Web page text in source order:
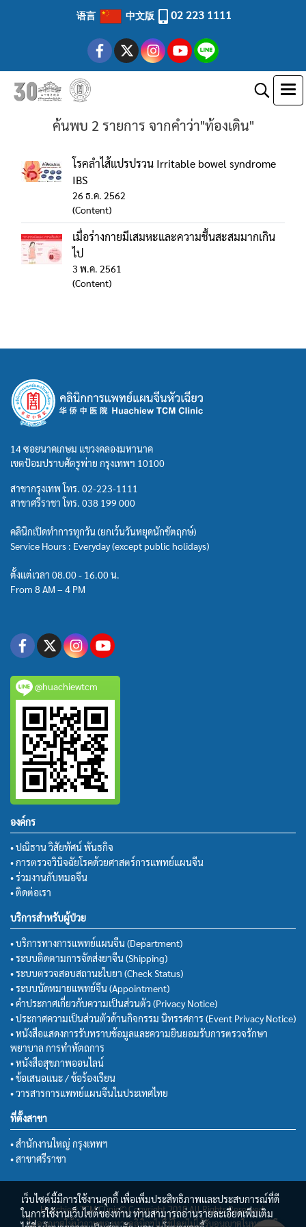
语言 中文版 02 223 1111
ค้นพบ 2 รายการ จากคำว่า"ท้องเดิน"
โรคลำไส้แปรปรวน Irritable bowel syndrome
IBS
26 ธ.ค. 2562
(Content)
เมื่อร่างกายมีเสมหะและความชื้นสะสมมากเกิน
ไป
3 พ.ค. 2561
(Content)
14 ซอยนาคเกษม แขวงคลองมหานาค
เขตป้อมปราบศัตรูพ่าย กรุงเทพฯ 10100
สาขากรุงเทพ โทร. 02-223-1111
สาขาศรีราชา โทร. 038 199 000
คลินิกเปิดทำการทุกวัน (ยกเว้นวันหยุดนักขัตฤกษ์)
Service Hours : Everyday (except public holidays)
ตั้งแต่เวลา 08.00 - 16.00 น.
From 8 AM – 4 PM
@huachiewtcm
องค์กร
• ปณิธาน วิสัยทัศน์ พันธกิจ
• การตรวจวินิจฉัยโรคด้วยศาสตร์การแพทย์แผนจีน
• ร่วมงานกับหมอจีน
• ติดต่อเรา
บริการสำหรับผู้ป่วย
• บริการทางการแพทย์แผนจีน (Department)
• ระบบติดตามการจัดส่งยาจีน (Shipping)
• ระบบตรวจสอบสถานะใบยา (Check Status)
• ระบบนัดหมายแพทย์จีน (Appointment)
• คำประกาศเกี่ยวกับความเป็นส่วนตัว (Privacy Notice)
• ประกาศความเป็นส่วนตัวด้านกิจกรรม นิทรรศการ (Event Privacy Notice)
• หนังสือแสดงการรับทราบข้อมูลและความยินยอมรับการตรวจรักษา
พยาบาล การทำหัตถการ
• หนังสือสุขภาพออนไลน์
• ข้อเสนอแนะ / ข้อร้องเรียน
• วารสารการแพทย์แผนจีนในประเทศไทย
ที่ตั้งสาขา
• สำนักงานใหญ่ กรุงเทพฯ
• สาขาศรีราชา
Huachiew TCM Clinic© Copyright 2018 All Rights Reserved.
ไม่อนุญาตให้นำภาพของทางคลินิกฯไปใช้โดยไม่ได้รับอนุญาตในทุกกรณี
เว็บไซต์นี้มีการใช้งานคุกกี้ เพื่อเพิ่มประสิทธิภาพและประสบการณ์ที่ดี
ในการใช้งานเว็บไซต์ของท่าน ท่านสามารถอ่านรายละเอียดเพิ่มเติม